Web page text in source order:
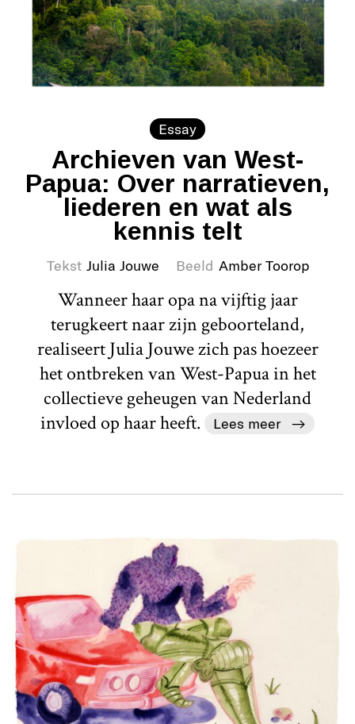
Essay
Archieven van West-
Papua: Over narratieven,
liederen en wat als
kennis telt
Tekst Julia Jouwe Beeld Amber Toorop
Wanneer haar opa na vijftig jaar
terugkeert naar zijn geboorteland,
realiseert Julia Jouwe zich pas hoezeer
het ontbreken van West-Papua in het
collectieve geheugen van Nederland
invloed op haar heeft.
Lees meer